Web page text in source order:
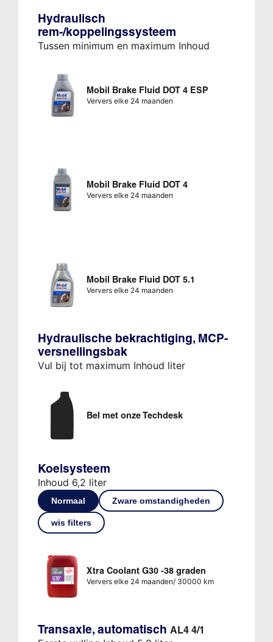
Hydraulisch
rem-/koppelingssysteem
Tussen minimum en maximum Inhoud
Mobil Brake Fluid DOT 4 ESP
Ververs elke 24 maanden
Mobil Brake Fluid DOT 4
Ververs elke 24 maanden
Mobil Brake Fluid DOT 5.1
Ververs elke 24 maanden
Hydraulische bekrachtiging, MCP-
versnellingsbak
Vul bij tot maximum Inhoud liter
Bel met onze Techdesk
Koelsysteem
Inhoud 6,2 liter
Normaal Zware omstandigheden
wis filters
Xtra Coolant G30 -38 graden
Ververs elke 24 maanden/ 30000 km
Transaxle, automatisch AL4 4/1